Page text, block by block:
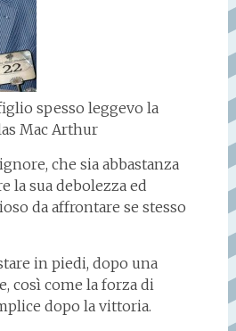
spesso leggevo la
Mac Arthur
che sia abbastanza
la sua debolezza ed
da affrontare se stesso
in piedi, dopo una
così come la forza di
dopo la vittoria.